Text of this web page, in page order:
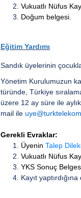
Vukuatlı Nüfus
Doğum belgesi.
Eğitim Yardımı
Sandık üyelerinin
Yönetim Kurulumuzun
türünde, Türkiye
üzere 12 ay süre ile
mail ile
Gerekli Evraklar:
Üyenin Talep
Vukuatlı Nüfus
YKS Sonuç
Kayıt